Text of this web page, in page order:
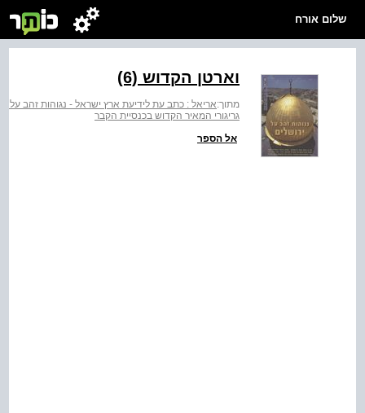
שלום אורח
וארטן הקדוש ‭(6)‬
מתוך:אריאל : כתב עת לידיעת ארץ ישראל - נגוהות זהב על
גריגורי המאיר הקדוש בכנסיית הקבר
אל הספר